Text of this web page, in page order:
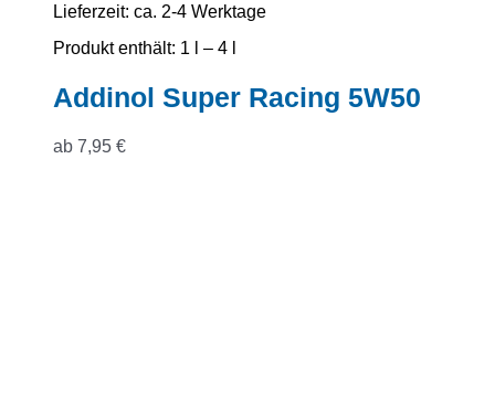
Lieferzeit: ca. 2-4 Werktage
Produkt enthält: 1
– 4
Addinol Super Racing 5W50
ab 7,95 €